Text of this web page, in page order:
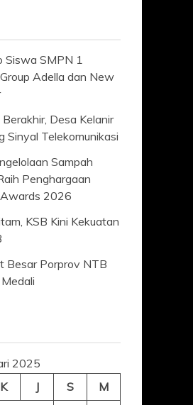
Siswa SMPN 1
Adella dan New
Desa Kelanir
Sinyal Telekomunikasi
Sampah
Penghargaan
2026
KSB Kini Kekuatan
Besar Porprov NTB
2025
K J S M